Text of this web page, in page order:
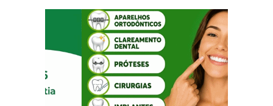
Sebrae promove curso de compras públicas em Vargem Grande